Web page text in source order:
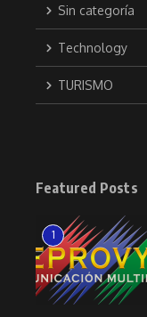
Sin categoría
Technology
TURISMO
Featured Posts
1